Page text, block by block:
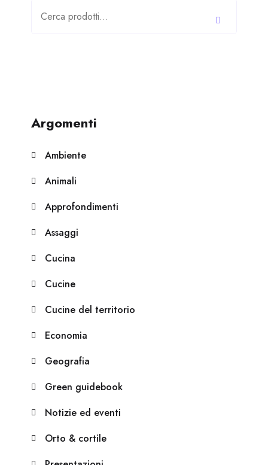
Argomenti
Ambiente
Animali
Approfondimenti
Assaggi
Cucina
Cucine
Cucine del territorio
Economia
Geografia
Green guidebook
Notizie ed eventi
Orto & cortile